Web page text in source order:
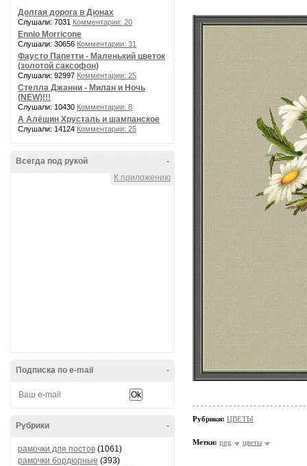
Долгая дорога в Дюнах
Слушали: 7031 Комментарии: 20
Ennio Morricone
Слушали: 30656 Комментарии: 31
Фаусто Папетти - Маленький цветок
(золотой саксофон)
Слушали: 92997 Комментарии: 25
Стелла Джанни - Милан и Ночь
(NEW)!!!
Слушали: 10430 Комментарии: 8
А Алёшин Хрусталь и шампанское
Слушали: 14124 Комментарии: 25
-
Всегда под рукой
К приложению
-
Подписка по e-mail
-
Рубрики
рамочки для постов (1061)
рамочки бордюрные (393)
Рубрики: ЦВЕТЫ
Метки: png цветы